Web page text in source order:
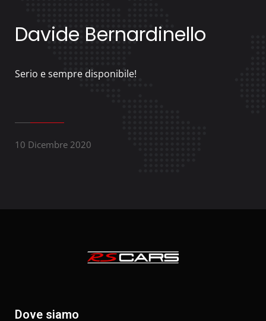
Davide Bernardinello
Serio e sempre disponibile!
10 Dicembre 2020
Dove siamo